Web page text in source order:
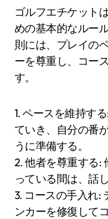
ゴルフエチケット
めの基本的なルー
則には、プレイの
ーを尊重し、コー
す。
1. ペースを維持す
ていき、自分の番
うに準備する。
2. 他者を尊重する:
っている間は、話
3. コースの手入れ:
ンカーを修復して